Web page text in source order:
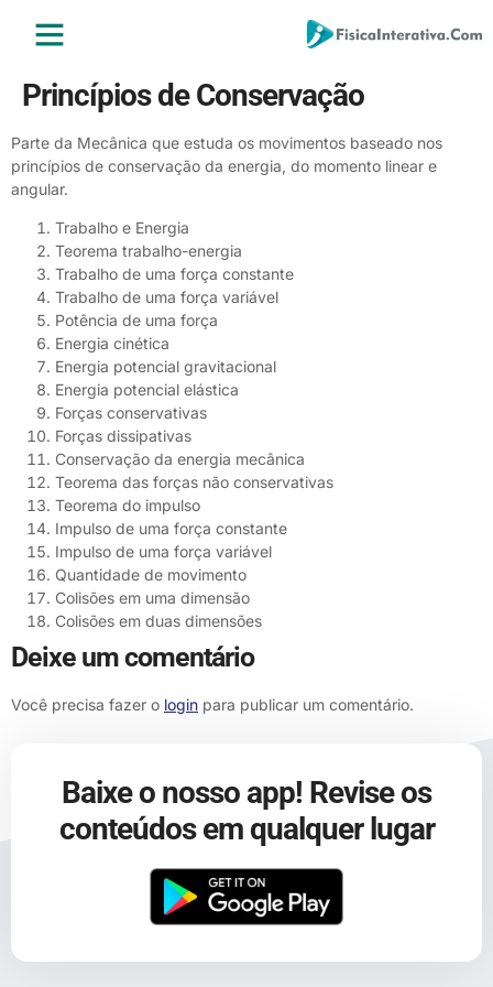
Princípios de Conservação
Parte da Mecânica que estuda os movimentos baseado nos
princípios de conservação da energia, do momento linear e
angular.
Trabalho e Energia
Teorema trabalho-energia
Trabalho de uma força constante
Trabalho de uma força variável
Potência de uma força
Energia cinética
Energia potencial gravitacional
Energia potencial elástica
Forças conservativas
Forças dissipativas
Conservação da energia mecânica
Teorema das forças não conservativas
Teorema do impulso
Impulso de uma força constante
Impulso de uma força variável
Quantidade de movimento
Colisões em uma dimensão
Colisões em duas dimensões
Deixe um comentário
Você precisa fazer o login para publicar um comentário.
Baixe o nosso app! Revise os
conteúdos em qualquer lugar